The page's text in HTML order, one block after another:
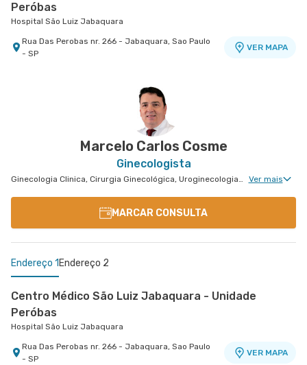
Peróbas
Hospital São Luiz Jabaquara
Rua Das Perobas nr. 266 - Jabaquara, Sao Paulo
- SP
VER MAPA
Marcelo Carlos Cosme
Ginecologista
Ginecologia Clinica, Cirurgia Ginecológica, Uroginecologia, Miomatose Uterina(Miomas), Ginecologia Videohisteroscopia Ver mais
MARCAR CONSULTA
Endereço 1 Endereço 2
Centro Médico São Luiz Jabaquara - Unidade
Peróbas
Hospital São Luiz Jabaquara
Rua Das Perobas nr. 266 - Jabaquara, Sao Paulo
- SP
VER MAPA